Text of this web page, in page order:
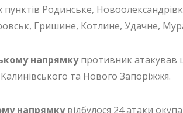
пунктів Родинське,
Гришине, Котлине, Удачне,
напрямкупротивник атакував
та Нового Запоріжжя.
напрямкувідбулося 24 атаки